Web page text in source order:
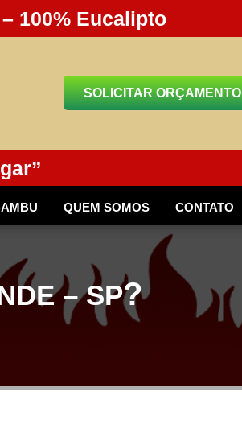
100% Eucalipto
SOLICITAR ORÇAMENTO
QUEM SOMOS CONTATO
– SP?